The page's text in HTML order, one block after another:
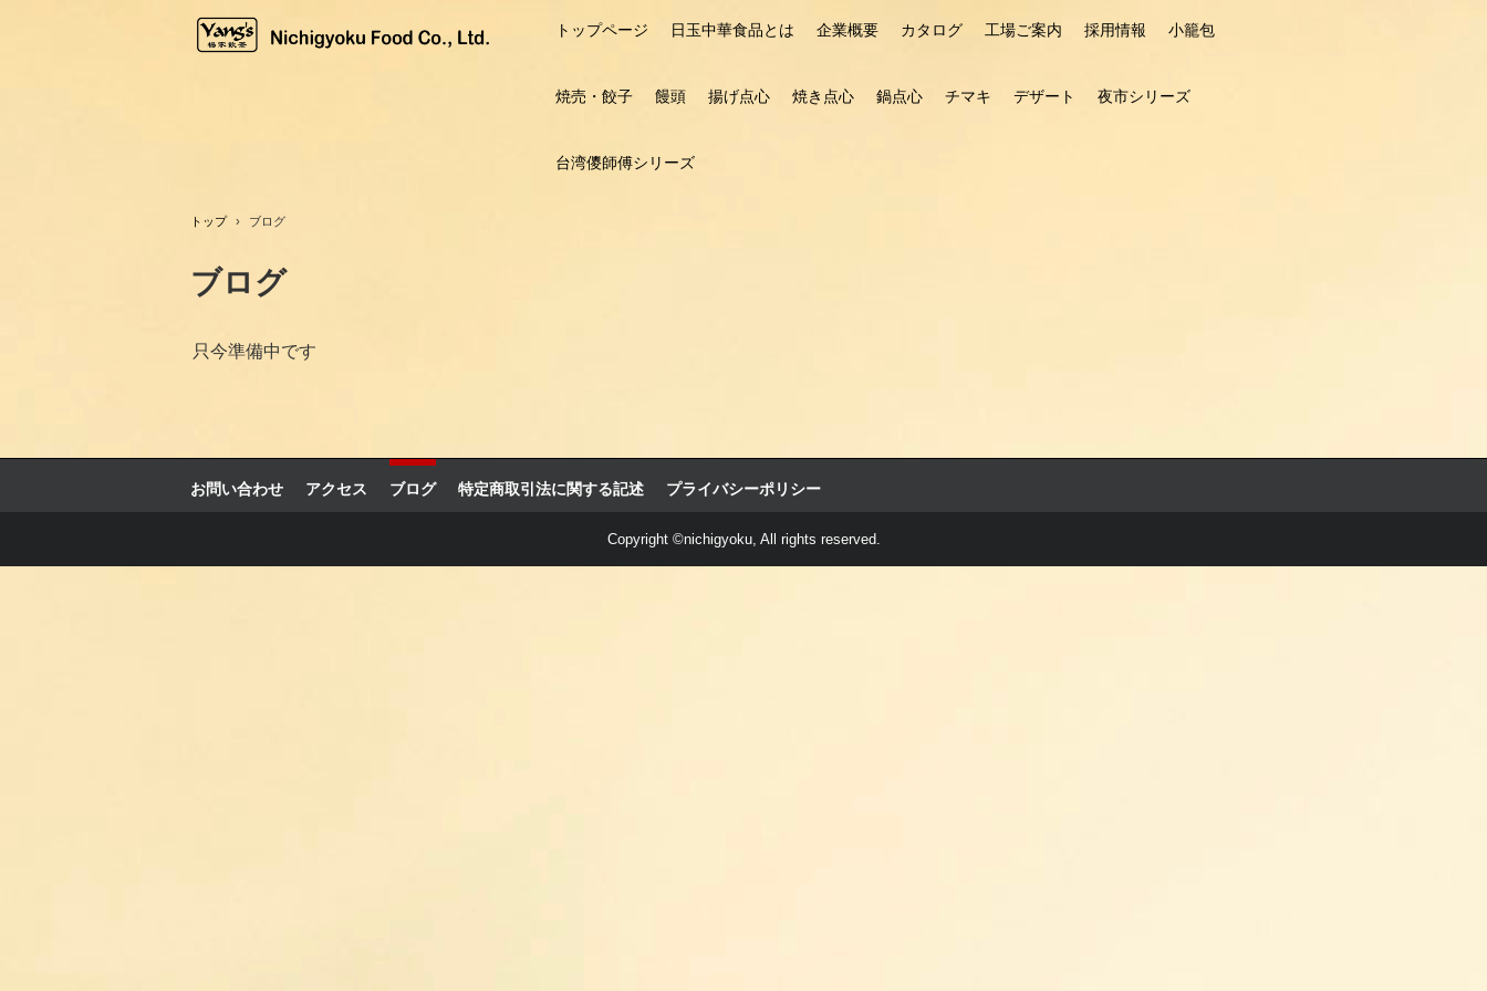
トップページ 日玉中華食品とは 企業概要 カタログ 工場ご案内 採用情報 小籠包
焼売・餃子 饅頭 揚げ点心 焼き点心 鍋点心 チマキ デザート 夜市シリーズ
台湾儍師傅シリーズ
トップ › ブログ
ブログ
只今準備中です
お問い合わせ アクセス ブログ 特定商取引法に関する記述 プライバシーポリシー
Copyright ©nichigyoku, All rights reserved.